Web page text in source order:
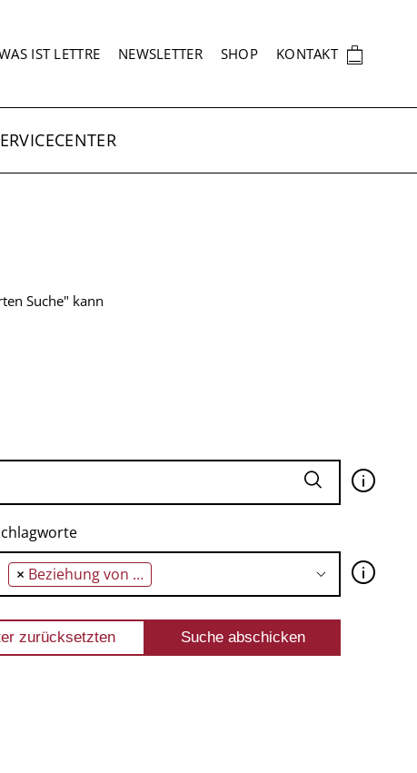
IST LETTRE NEWSLETTER SHOP KONTAKT 🛍
Suche" kann
🛈
× Beziehung von Photographie und Malerei 🛈